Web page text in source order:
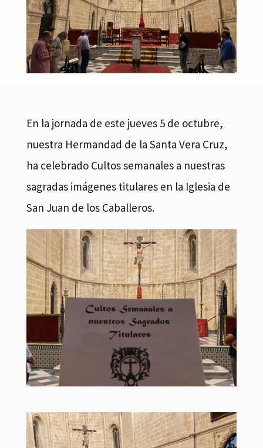
En la jornada de este jueves 5 de octubre,
nuestra Hermandad de la Santa Vera Cruz,
ha celebrado Cultos semanales a nuestras
sagradas imágenes titulares en la Iglesia de
San Juan de los Caballeros.